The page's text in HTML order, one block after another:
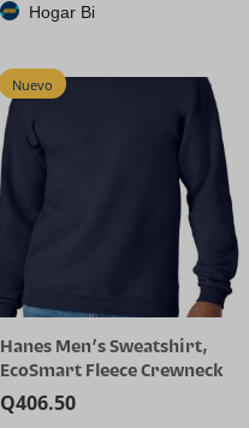
Hogar Bi
Nuevo
Hanes Men’s Sweatshirt,
EcoSmart Fleece Crewneck
Sweatshirt, Big & Tall
Available, 1 or 2-Pack
Q406.50